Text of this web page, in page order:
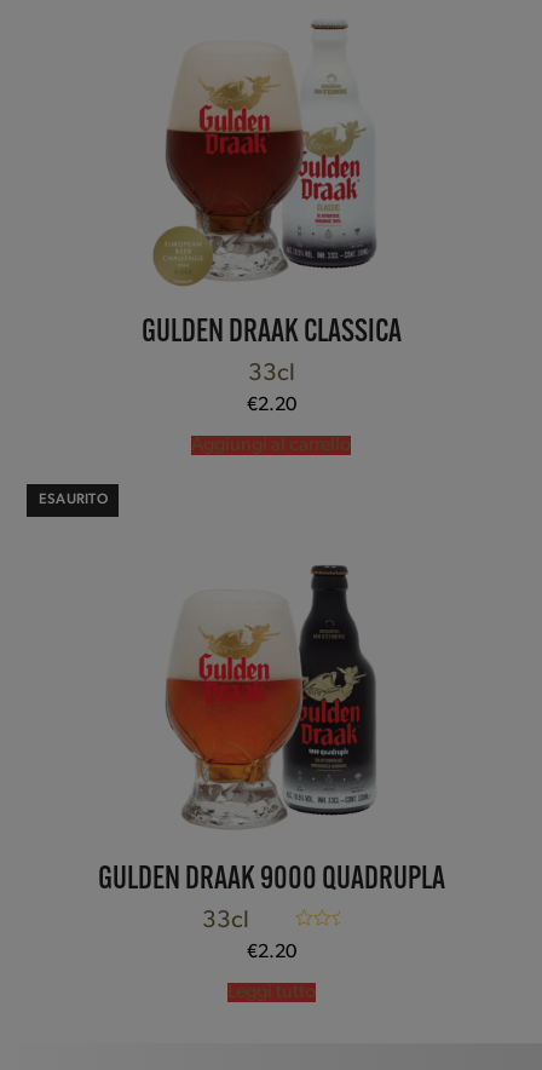
GULDEN DRAAK CLASSICA
33cl
€2.20
Aggiungi al carrello
ESAURITO
GULDEN DRAAK 9000 QUADRUPLA
33cl
Valutato
€2.20
Leggi tutto